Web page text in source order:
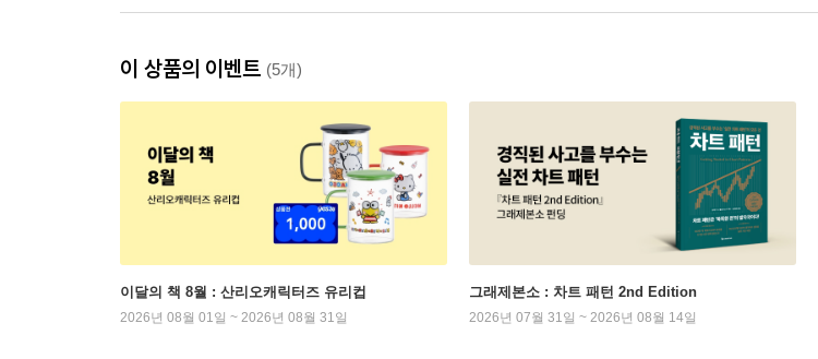
이 상품의 이벤트 (5개)
이달의 책 8월 : 산리오캐릭터즈 유리컵
2026년 08월 01일 ~ 2026년 08월 31일
그래제본소 : 차트 패턴 2nd Edition
2026년 07월 31일 ~ 2026년 08월 14일